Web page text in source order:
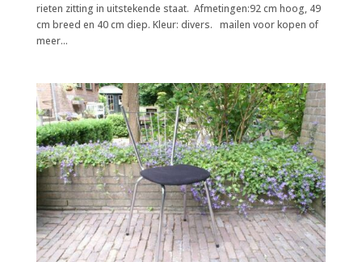
rieten zitting in uitstekende staat. Afmetingen:92 cm hoog, 49
cm breed en 40 cm diep. Kleur: divers. mailen voor kopen of
meer...